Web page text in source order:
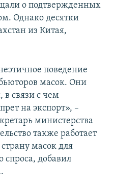
о подтвержденных
Однако десятки
из Китая,
поведение
масок. Они
в связи с чем
на экспорт», –
министерства
также работает
масок для
спроса, добавил